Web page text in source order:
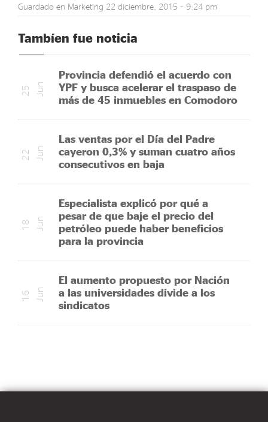
Guardado en Marketing 22 diciembre, 2015 – 9:24 pm
Tambíen fue noticia
Provincia defendió el acuerdo con
YPF y busca acelerar el traspaso de
más de 45 inmuebles en Comodoro
2
5
J
u n
Las ventas por el Día del Padre
cayeron 0,3% y suman cuatro años
consecutivos en baja
2
2
J
u n
Especialista explicó por qué a
pesar de que baje el precio del
petróleo puede haber beneficios
para la provincia
1
8
J
u n
El aumento propuesto por Nación
a las universidades divide a los
sindicatos
1
6
J
u n